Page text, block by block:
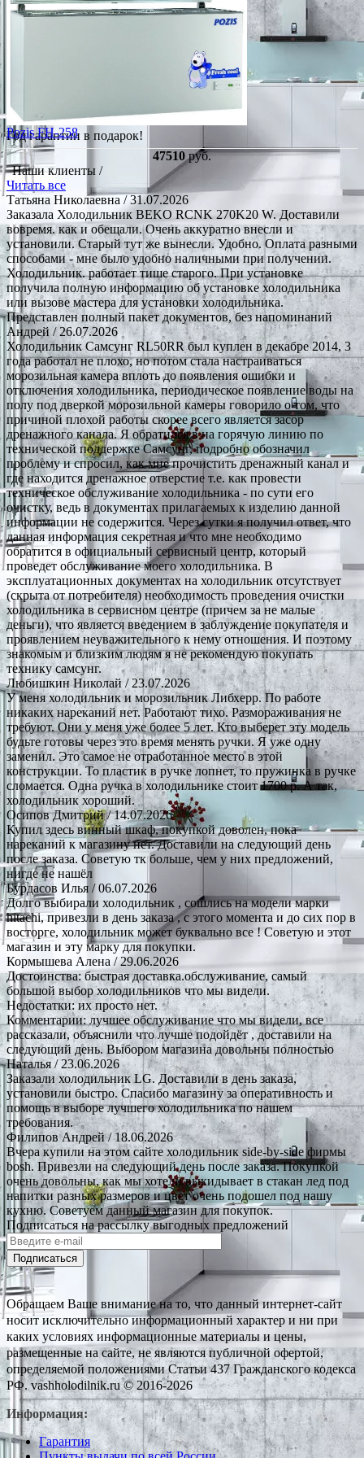
Год гарантии в подарок!
Pozis FH-258
47510руб.
Наши клиенты /
Читать все
Татьяна Николаевна / 31.07.2026
Заказала Холодильник BEKO RCNK 270K20 W. Доставили
вовремя. как и обещали. Очень аккуратно внесли и
установили. Старый тут же вынесли. Удобно. Оплата разными
способами - мне было удобно наличными при получении.
Холодильник. работает тише старого. При установке
получила полную информацию об установке холодильника
или вызове мастера для установки холодильника.
Представлен полный пакет документов, без напоминаний
Андрей / 26.07.2026
Холодильник Самсунг RL50RR был куплен в декабре 2014, 3
года работал не плохо, но потом стала настраиваться
морозильная камера вплоть до появления ошибки и
отключения холодильника, периодическое появление воды на
полу под дверкой морозильной камеры говорило о том, что
причиной плохой работы скорее всего является засор
дренажного канала. Я обратился в на горячую линию по
технической поддержке Самсунг, подробно обозначил
проблему и спросил, как мне прочистить дренажный канал и
где находится дренажное отверстие т.е. как провести
техническое обслуживание холодильника - по сути его
очистку, ведь в документах прилагаемых к изделию данной
информации не содержится. Через сутки я получил ответ, что
данная информация секретная и что мне необходимо
обратится в официальный сервисный центр, который
проведет обслуживание моего холодильника. В
эксплуатационных документах на холодильник отсутствует
(скрыта от потребителя) необходимость проведения очистки
холодильника в сервисном центре (причем за не малые
деньги), что является введением в заблуждение покупателя и
проявлением неуважительного к нему отношения. И поэтому
знакомым и близким людям я не рекомендую покупать
технику самсунг.
Любишкин Николай / 23.07.2026
У меня холодильник и морозильник Либхерр. По работе
никаких нареканий нет. Работают тихо. Размораживания не
требуют. Они у меня уже более 5 лет. Кто выберет эту модель
будьте готовы через это время менять ручки. Я уже одну
заменил. Это самое не отработанное место в этой
конструкции. То пластик в ручке лопнет, то пружинка в ручке
сломается. Одна ручка в холодильнике стоит 1700 р. А так,
холодильник хороший.
Осипов Дмитрий/ 14.07.2026
Купил здесь винный шкаф, покупкой доволен, пока
нареканий к магазину нет. Доставили на следующий день
после заказа. Советую тк больше, чем у них предложений,
нигде не нашёл
Бурдасов Илья / 06.07.2026
Долго выбирали холодильник , сошлись на модели марки
hitachi, привезли в день заказа , с этого момента и до сих пор в
восторге, холодильник может буквально все ! Советую и этот
магазин и эту марку для покупки.
Кормышева Алена / 29.06.2026
Достоинства: быстрая доставка.обслуживание, самый
большой выбор холодильников что мы видели.
Недостатки: их просто нет.
Комментарии: лучшее обслуживание что мы видели, все
рассказали, объяснили что лучше подойдёт , доставили на
следующий день. Выбором магазина довольны полностью
Наталья/ 23.06.2026
Заказали холодильник LG. Доставили в день заказа,
установили быстро. Спасибо магазину за оперативность и
помощь в выборе лучшего холодильника по нашем
требования.
Филипов Андрей/ 18.06.2026
Вчера купили на этом сайте холодильник side-by-side фирмы
bosh. Привезли на следующий день после заказа. Покупкой
очень довольны, как мы хотели выкидывает в стакан лед под
напитки разных размеров и цвет очень подошел под нашу
кухню. Советуем данный магазин для покупок.
Подписаться на рассылку выгодных предложений
Подписаться
Обращаем Ваше внимание на то, что данный интернет-сайт
носит исключительно информационный характер и ни при
каких условиях информационные материалы и цены,
размещенные на сайте, не являются публичной офертой,
определяемой положениями Статьи 437 Гражданского кодекса
РФ. vashholodilnik.ru © 2016-2026
Информация:
Гарантия